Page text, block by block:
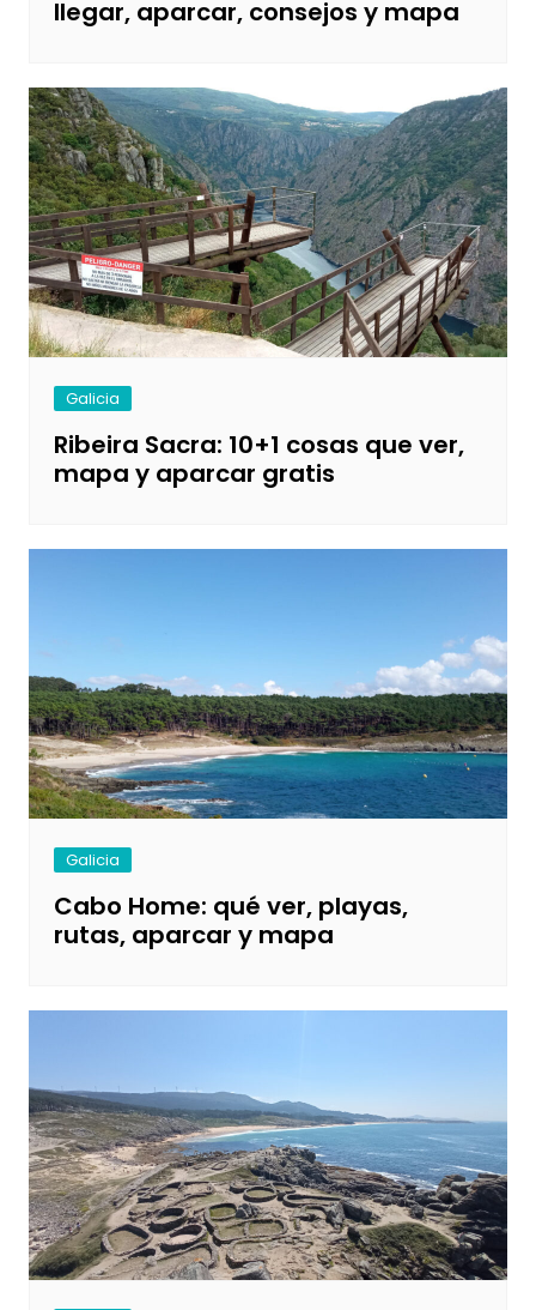
llegar, aparcar, consejos y mapa
Galicia
Ribeira Sacra: 10+1 cosas que ver,
mapa y aparcar gratis
Galicia
Cabo Home: qué ver, playas,
rutas, aparcar y mapa